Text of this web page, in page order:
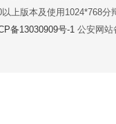
上版本及使用1024*768分
备13030909号-1 公安网站